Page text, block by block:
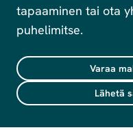
tapaaminen tai ota
puhelimitse.
Varaa
Lähetä